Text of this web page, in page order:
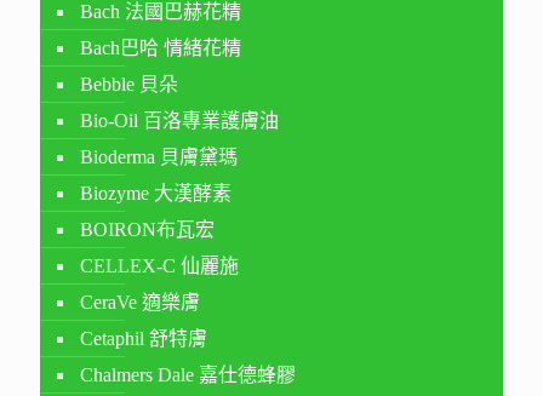
Bach 法國巴赫花精
Bach巴哈 情緒花精
Bebble 貝朵
Bio-Oil 百洛專業護膚油
Bioderma 貝膚黛瑪
Biozyme 大漢酵素
BOIRON布瓦宏
CELLEX-C 仙麗施
CeraVe 適樂膚
Cetaphil 舒特膚
Chalmers Dale 嘉仕德蜂膠